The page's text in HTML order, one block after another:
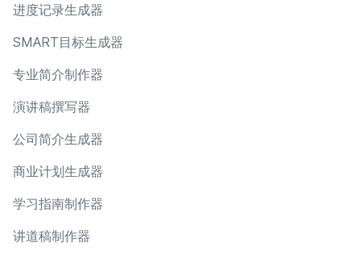
进度记录生成器
SMART目标生成器
专业简介制作器
演讲稿撰写器
公司简介生成器
商业计划生成器
学习指南制作器
讲道稿制作器